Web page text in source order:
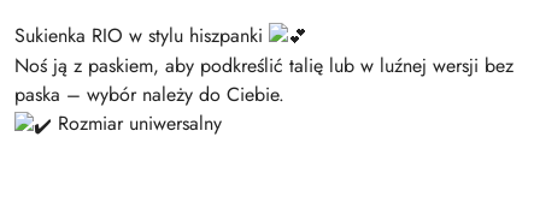
Sukienka RIO w stylu hiszpanki
Noś ją z paskiem, aby podkreślić talię lub w luźnej wersji bez
paska – wybór należy do Ciebie.
Rozmiar uniwersalny